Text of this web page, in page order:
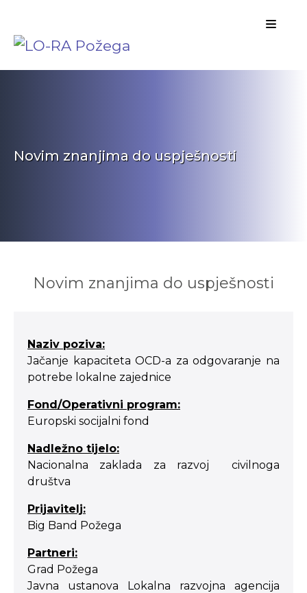
Novim znanjima do uspješnosti
Novim znanjima do uspješnosti
Naziv poziva:
Jačanje kapaciteta OCD-a za odgovaranje na
potrebe lokalne zajednice
Fond/Operativni program:
Europski socijalni fond
Nadležno tijelo:
Nacionalna zaklada za razvoj civilnoga
društva
Prijavitelj:
Big Band Požega
Partneri:
Grad Požega
Javna ustanova Lokalna razvojna agencija